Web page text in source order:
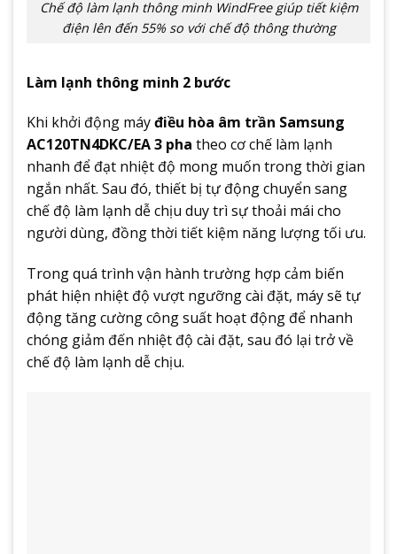
Chế độ làm lạnh thông minh WindFree giúp tiết kiệm
điện lên đến 55% so với chế độ thông thường
Làm lạnh thông minh 2 bước
Khi khởi động máyđiều hòa âm trần Samsung
AC120TN4DKC/EA 3 pha theo cơ chế làm lạnh
nhanh để đạt nhiệt độ mong muốn trong thời gian
ngắn nhất. Sau đó, thiết bị tự động chuyển sang
chế độ làm lạnh dễ chịu duy trì sự thoải mái cho
người dùng, đồng thời tiết kiệm năng lượng tối ưu.
Trong quá trình vận hành trường hợp cảm biến
phát hiện nhiệt độ vượt ngưỡng cài đặt, máy sẽ tự
động tăng cường công suất hoạt động để nhanh
chóng giảm đến nhiệt độ cài đặt, sau đó lại trở về
chế độ làm lạnh dễ chịu.